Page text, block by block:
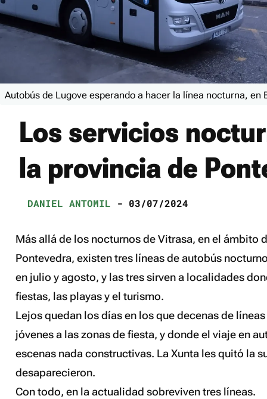
Autobús de Lugove esperando a hacer la línea nocturna, en
Los servicios
la provincia de
DANIEL ANTOMIL - 03/07/2024
Más allá de los nocturnos de Vitrasa, en el ámbito
Pontevedra, existen tres líneas de autobús
en julio y agosto, y las tres sirven a localidades
fiestas, las playas y el turismo.
Lejos quedan los días en los que decenas de
jóvenes a las zonas de fiesta, y donde el viaje en
escenas nada constructivas. La Xunta les quitó la
desaparecieron.
Con todo, en la actualidad sobreviven tres líneas.